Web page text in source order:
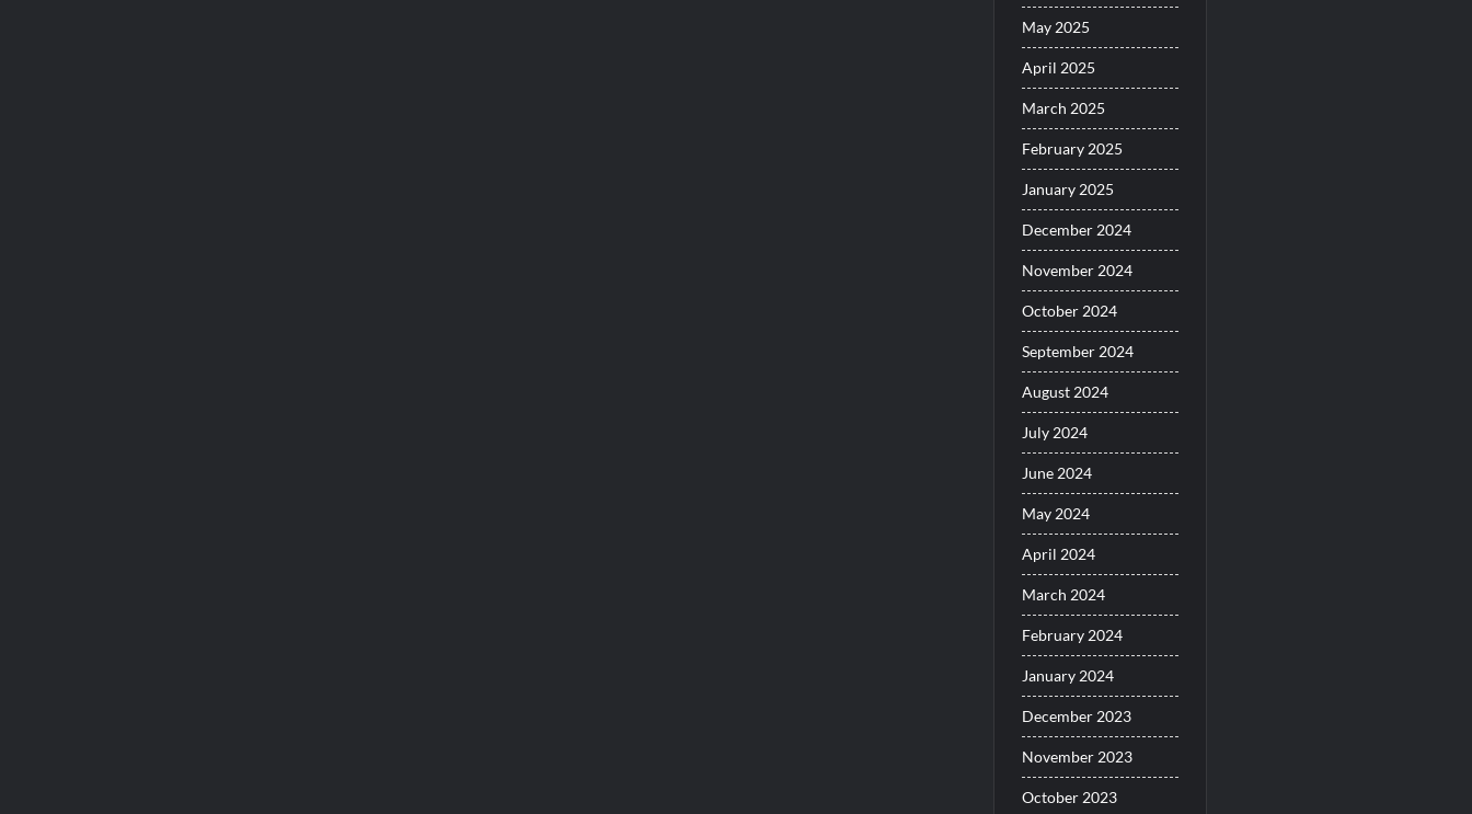
May 2025
April 2025
March 2025
February 2025
January 2025
December 2024
November 2024
October 2024
September 2024
August 2024
July 2024
June 2024
May 2024
April 2024
March 2024
February 2024
January 2024
December 2023
November 2023
October 2023